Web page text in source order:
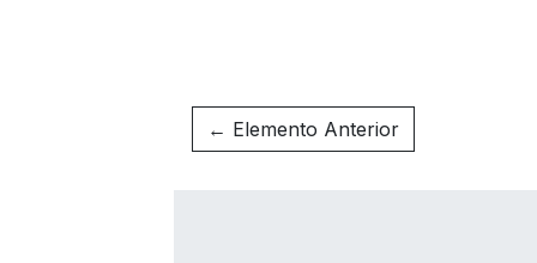
← Elemento Anterior